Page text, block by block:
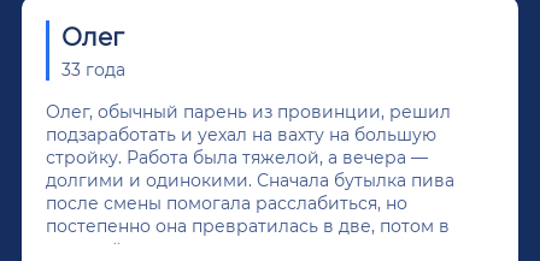
Олег
33 года
Олег, обычный парень из провинции, решил
подзаработать и уехал на вахту на большую
стройку. Работа была тяжелой, а вечера —
долгими и одинокими. Сначала бутылка пива
после смены помогала расслабиться, но
постепенно она превратилась в две, потом в
крепкий алкоголь, и вот он уже пил почти